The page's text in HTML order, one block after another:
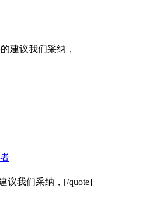
建议我们采纳，
议我们采纳，[/quote]